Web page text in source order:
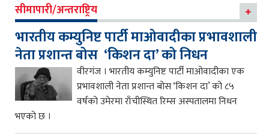
सीमापारी/अन्तराष्ट्रिय
भारतीय कम्युनिष्ट पार्टी माओवादीका प्रभावशाली
नेता प्रशान्त बोस ‘किशन दा’ को निधन
वीरगंज । भारतीय कम्युनिष्ट पार्टी माओवादीका एक
प्रभावशाली नेता प्रशान्त बोस ‘किशन दा’ को ८५
वर्षको उमेरमा राँचीस्थित रिम्स अस्पतालमा निधन
भएको छ ।